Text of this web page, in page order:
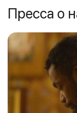
Пресса о